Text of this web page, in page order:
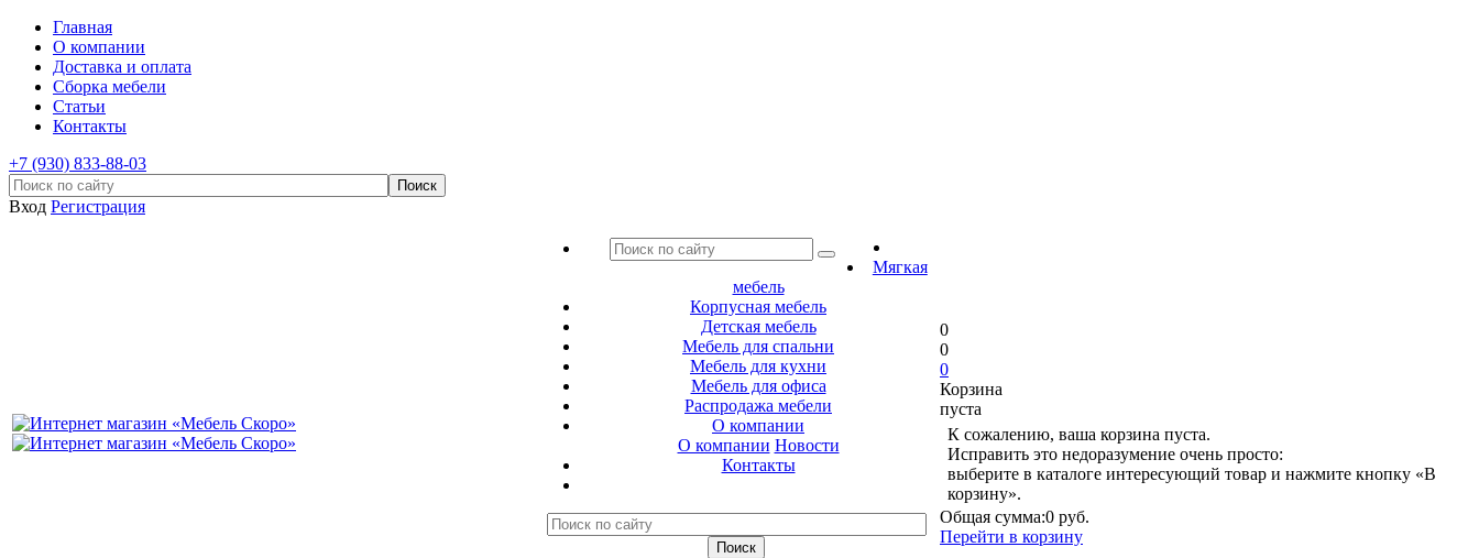
Главная
О компании
Доставка и оплата
Сборка мебели
Статьи
Контакты
+7 (930) 833-88-03
Вход Регистрация
Мягкая
мебель
Корпусная мебель
Детская мебель
Мебель для спальни
Мебель для кухни
Мебель для офиса
Распродажа мебели
О компании
О компании Новости
Контакты
0
0
0
Корзина
пуста
К сожалению, ваша корзина пуста.
Исправить это недоразумение очень просто:
выберите в каталоге интересующий товар и нажмите кнопку «В
корзину».
Общая сумма:0 руб.
Перейти в корзину